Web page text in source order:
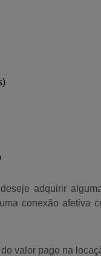
adquirir
conexão
valor pago na